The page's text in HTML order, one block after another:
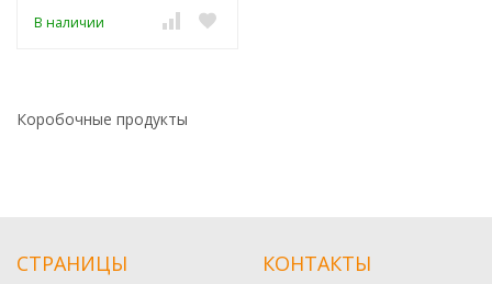
В наличии
Коробочные продукты
СТРАНИЦЫ КОНТАКТЫ